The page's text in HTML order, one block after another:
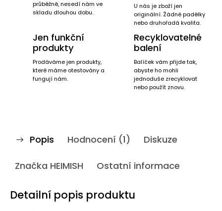
průběžně, nesedí nám ve
skladu dlouhou dobu.
U nás je zboží jen
originální. Žádné padělky
nebo druhořadá kvalita.
Jen funkční
produkty
Prodáváme jen produkty,
které máme otestovány a
fungují nám.
Recyklovatelné
balení
Balíček vám přijde tak,
abyste ho mohli
jednoduše zrecyklovat
nebo použít znovu.
Popis Hodnocení (1) Diskuze
Značka HEIMISH Ostatní informace
Detailní popis produktu